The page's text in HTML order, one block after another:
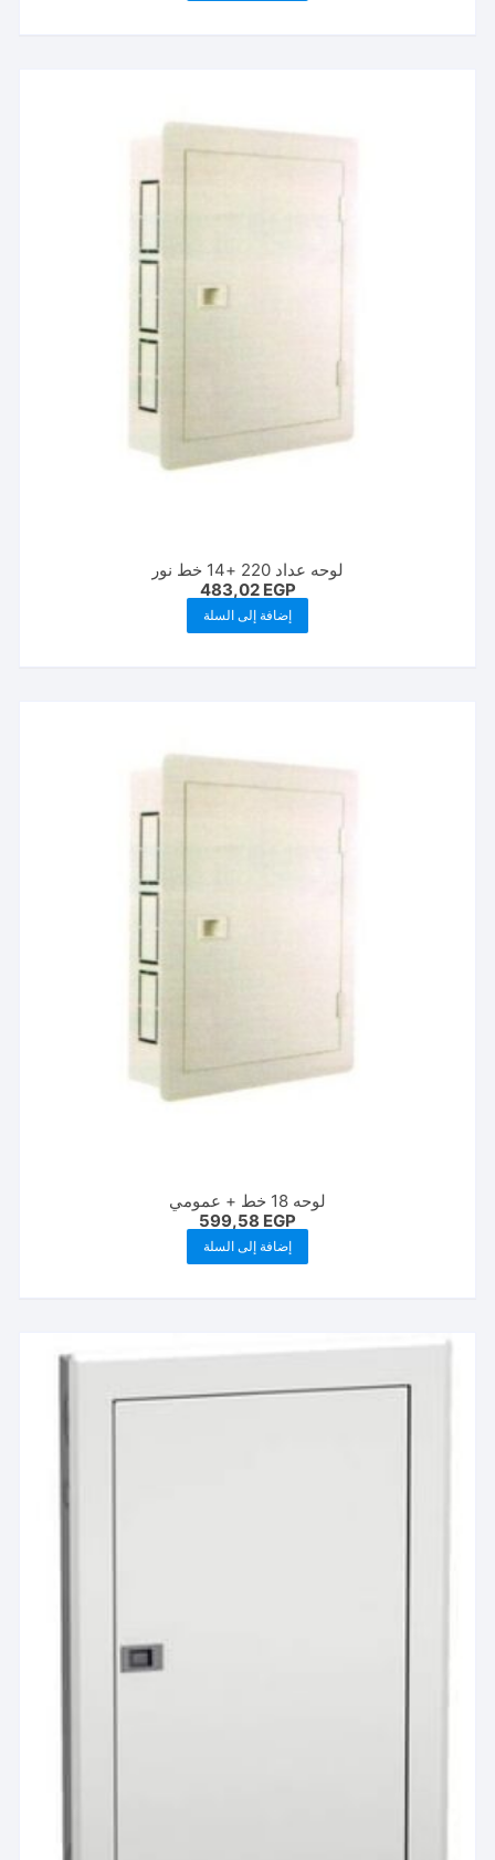
لوحه عداد 220 +14 خط نور
483,02 EGP
إضافة إلى السلة
لوحه 18 خط + عمومي
599,58 EGP
إضافة إلى السلة